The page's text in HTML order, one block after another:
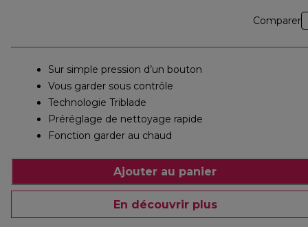
Comparer
Sur simple pression d’un bouton
Vous garder sous contrôle
Technologie Triblade
Préréglage de nettoyage rapide
Fonction garder au chaud
Ajouter au panier
En découvrir plus